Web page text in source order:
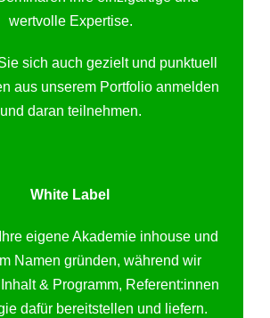
wertvolle Expertise.
sich auch gezielt und punktuell
aus unserem Portfolio anmelden
und daran teilnehmen.
White Label
eigene Akademie inhouse und
Namen gründen, während wir
Inhalt & Programm, Referent:innen
dafür bereitstellen und liefern.